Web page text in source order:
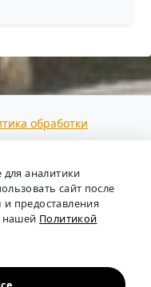
обработки
и
агентствах
тенденции рынка
уровень
отрасли, чтобы вы
«Кадровые агентства
аналитики
сайт после
предоставления
нашей Политикой